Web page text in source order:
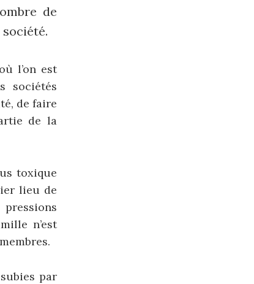
de
l’on est
sociétés
de faire
de la
toxique
lieu de
n’est
par